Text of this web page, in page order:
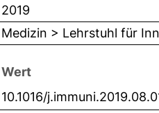
2019
Medizin > Lehrstuhl für
Wert
10.1016/